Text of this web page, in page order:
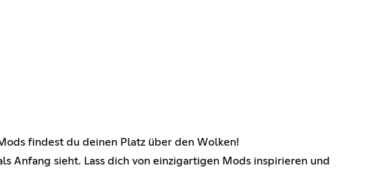
findest du deinen Platz über den Wolken!
Anfang sieht. Lass dich von einzigartigen Mods inspirieren und